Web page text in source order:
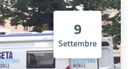
9
Settembre